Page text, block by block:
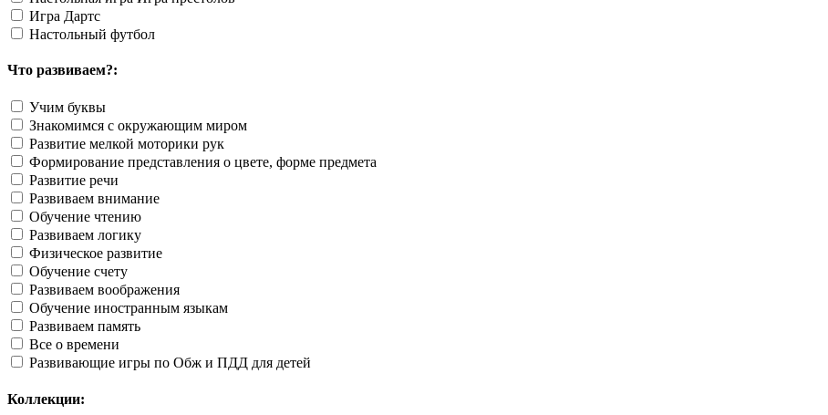
Игра Дартс
Настольный футбол
Что развиваем?:
Учим буквы
Знакомимся с окружающим миром
Развитие мелкой моторики рук
Формирование представления о цвете, форме предмета
Развитие речи
Развиваем внимание
Обучение чтению
Развиваем логику
Физическое развитие
Обучение счету
Развиваем воображения
Обучение иностранным языкам
Развиваем память
Все о времени
Развивающие игры по Обж и ПДД для детей
Коллекции: